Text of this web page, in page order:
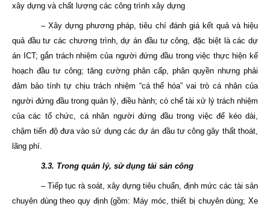
xây dựng và chất lượng các công trình xây dựng
– Xây dựng phương pháp, tiêu chí đánh giá kết quả và hiệu
quả đầu tư các chương trình, dự án đầu tư công, đặc biệt là các dự
án ICT; gắn trách nhiệm của người đứng đầu trong việc thực hiện kế
hoạch đầu tư công; tăng cường phân cấp, phân quyền nhưng phải
đảm bảo tính tự chịu trách nhiệm “cá thể hóa” vai trò cá nhân của
người đứng đầu trong quản lý, điều hành; có chế tài xử lý trách nhiệm
của các tổ chức, cá nhân người đứng đầu trong việc để kéo dài,
chậm tiến độ đưa vào sử dụng các dự án đầu tư công gây thất thoát,
lãng phí.
3.3. Trong quản lý, sử dụng tài sản công
– Tiếp tục rà soát, xây dựng tiêu chuẩn, định mức các tài sản
chuyên dùng theo quy định (gồm: Máy móc, thiết bị chuyên dùng; Xe